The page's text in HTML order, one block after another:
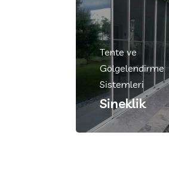
Sineklik
Tente ve
Gölgelendirme
Sistemleri